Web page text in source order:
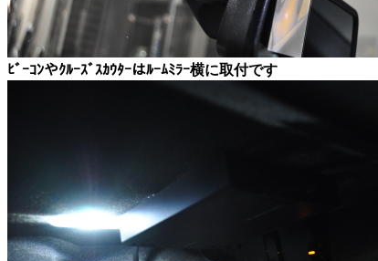
ﾋﾞｰｺﾝやｸﾙｰｽﾞｽｶｳﾀｰはﾙｰﾑﾐﾗｰ横に取付です